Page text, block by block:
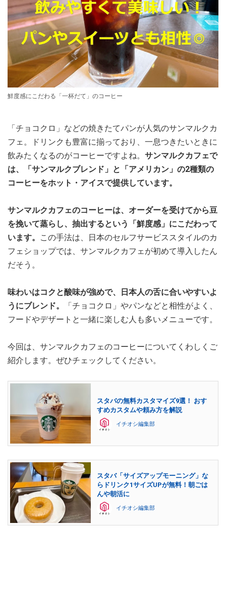
鮮度感にこだわる「一杯だて」のコーヒー
「チョコクロ」などの焼きたてパンが人気のサンマルクカ
フェ。ドリンクも豊富に揃っており、一息つきたいときに
飲みたくなるのがコーヒーですよね。 サンマルクカフェで
は、「サンマルクブレンド」と「アメリカン」の2種類の
コーヒーをホット・アイスで提供しています。
サンマルクカフェのコーヒーは、オーダーを受けてから豆
を挽いて蒸らし、抽出するという「鮮度感」にこだわって
います。
この手法は、日本のセルフサービススタイルのカ
フェショップでは、サンマルクカフェが初めて導入したん
だそう。
味わいはコクと酸味が強めで、日本人の舌に合いやすいよ
うにブレンド。
「チョコクロ」やパンなどと相性がよく、
フードやデザートと一緒に楽しむ人も多いメニューです。
今回は、サンマルクカフェのコーヒーについてくわしくご
紹介します。ぜひチェックしてください。
スタバの無料カスタマイズ9選！ おす
すめカスタムや頼み方を解説
イチオシ編集部
スタバ「サイズアップモーニング」な
らドリンク1サイズUPが無料！朝ごは
んや朝活に
イチオシ編集部